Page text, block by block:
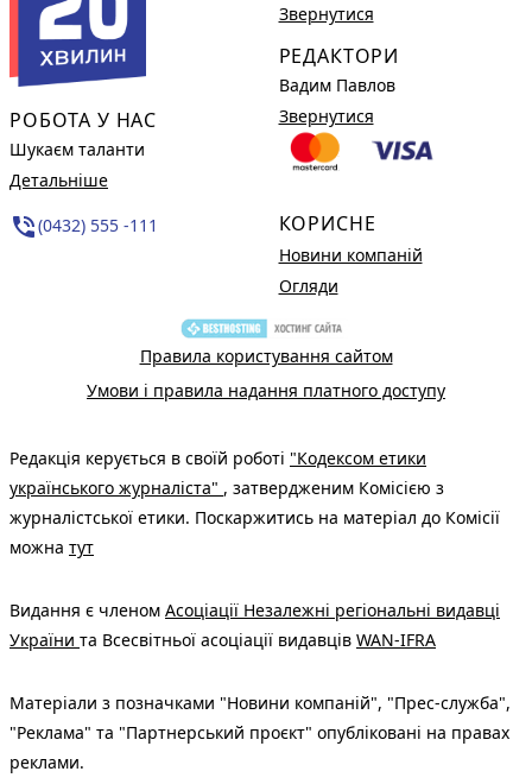
РОБОТА У НАС
Шукаєм таланти
Детальніше
phone_in_talk(0432) 555 -111
Звернутися
РЕДАКТОРИ
Вадим Павлов
Звернутися
КОРИСНЕ
Новини компаній
Огляди
Правила користування сайтом
Умови і правила надання платного доступу
Редакція керується в своїй роботі "Кодексом етики
українського журналіста" , затвердженим Комісією з
журналістської етики. Поскаржитись на матеріал до Комісії
можна тут
Видання є членом Асоціації Незалежні регіональні видавці
України та Всесвітньої асоціації видавців WAN-IFRA
Матеріали з позначками "Новини компаній", "Прес-служба",
"Реклама" та "Партнерський проєкт" опубліковані на правах
реклами.